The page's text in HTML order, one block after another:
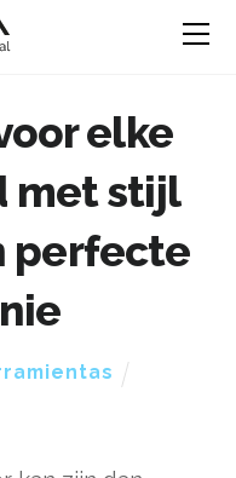
elke
met stijl
perfecte